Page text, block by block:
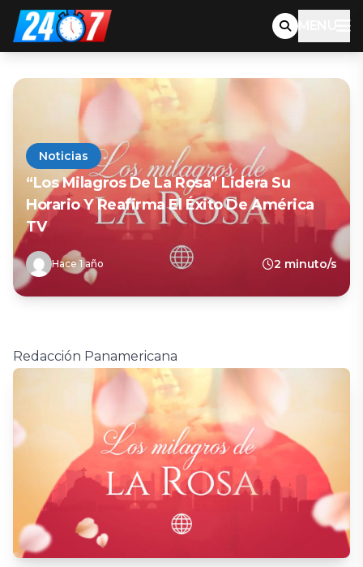
MENU
Noticias
“Los Milagros De La Rosa” Lidera Su
Horario Y Reafirma El Éxito De América
TV
Hace 1 año 2 minuto/s
Redacción Panamericana